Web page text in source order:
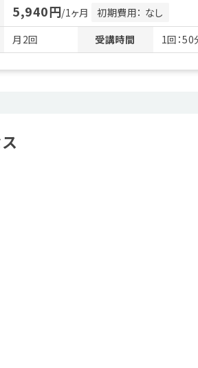
5,940円/1ヶ月
初期費用： なし
月2回 受講時間 1回：50